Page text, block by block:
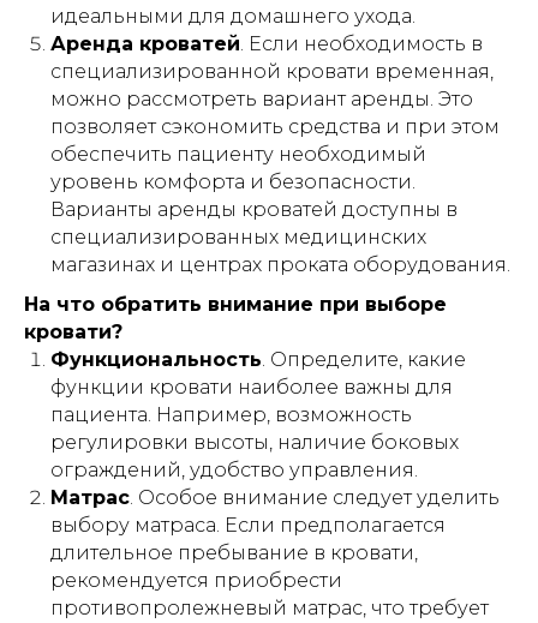
идеальными для домашнего ухода.
Аренда кроватей. Если необходимость в
специализированной кровати временная,
можно рассмотреть вариант аренды. Это
позволяет сэкономить средства и при этом
обеспечить пациенту необходимый
уровень комфорта и безопасности.
Варианты аренды кроватей доступны в
специализированных медицинских
магазинах и центрах проката оборудования.
На что обратить внимание при выборе
кровати?
Функциональность. Определите, какие
функции кровати наиболее важны для
пациента. Например, возможность
регулировки высоты, наличие боковых
ограждений, удобство управления.
Матрас. Особое внимание следует уделить
выбору матраса. Если предполагается
длительное пребывание в кровати,
рекомендуется приобрести
противопролежневый матрас, что требует
ПОДРОБНЕЕ
Внимание!Информация,
представленная в данной статье, носит
исключительно ознакомительный
характер и не может заменить
профессиональную медицинскую
консультацию, диагностику или
лечение. Перед использованием
любых рекомендаций, упомянутых в
статье методов лечения, препаратов
или медицинских изделий,
обязательно проконсультируйтесь с
квалифицированным врачом. Помните,
что самолечение может нанести вред
вашему здоровью. Автор и издатель не
несут ответственности за возможные
негативные последствия, вызванные
использованием информации из статьи.
⏎ | Вернуться на главную